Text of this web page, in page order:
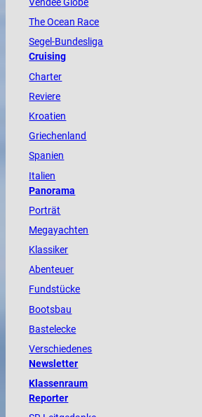
VendéeGlobe
TheOcean Race
Segel-Bundesliga
Cruising
Charter
Reviere
Kroatien
Griechenland
Spanien
Italien
Panorama
Porträt
Megayachten
Klassiker
Abenteuer
Fundstücke
Bootsbau
Bastelecke
Verschiedenes
Newsletter
Klassenraum
Reporter